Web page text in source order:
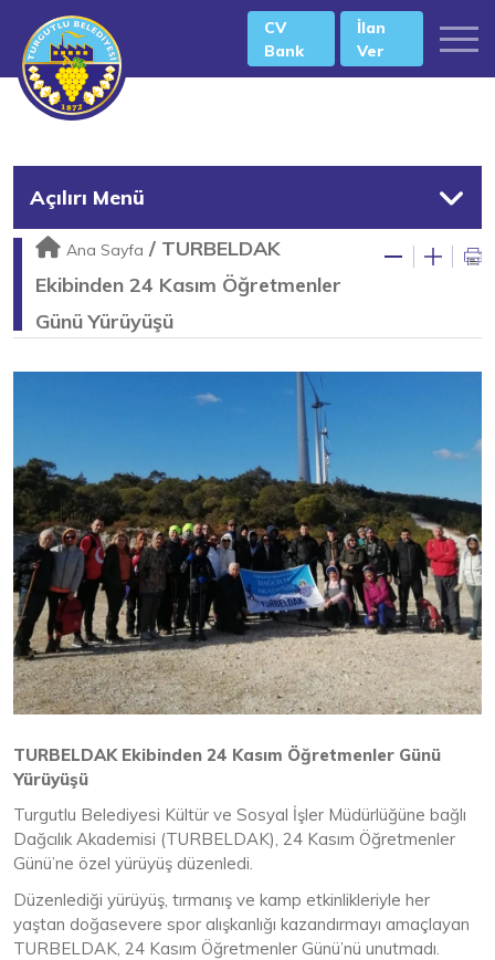
CV
Bank
İlan
Ver
Açılırı Menü
Ana Sayfa / TURBELDAK
Ekibinden 24 Kasım Öğretmenler
Günü Yürüyüşü
TURBELDAK Ekibinden 24 Kasım Öğretmenler Günü
Yürüyüşü
Turgutlu Belediyesi Kültür ve Sosyal İşler Müdürlüğüne bağlı
Dağcılık Akademisi (TURBELDAK), 24 Kasım Öğretmenler
Günü’ne özel yürüyüş düzenledi.
Düzenlediği yürüyüş, tırmanış ve kamp etkinlikleriyle her
yaştan doğasevere spor alışkanlığı kazandırmayı amaçlayan
TURBELDAK, 24 Kasım Öğretmenler Günü’nü unutmadı.